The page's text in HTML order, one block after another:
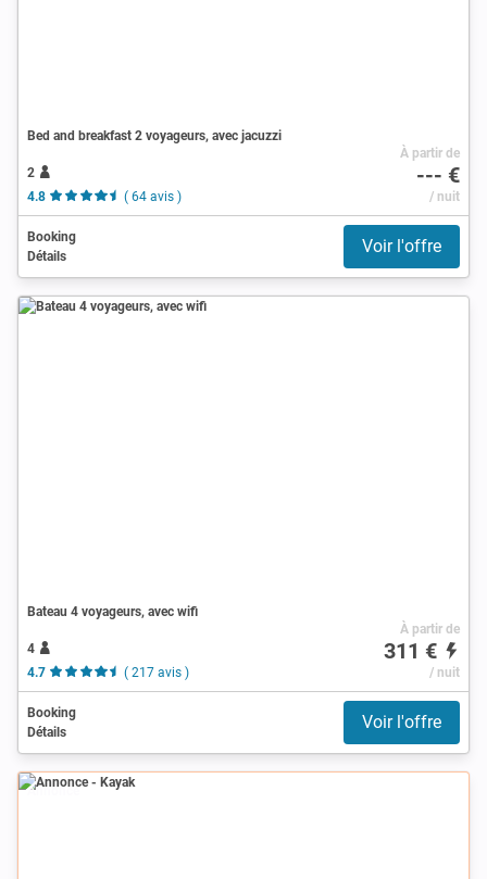
Bed and breakfast 2 voyageurs, avec jacuzzi
2
4.8
( 64 avis )
À partir de
--- €
/ nuit
Booking
Détails
Voir l'offre
Bateau 4 voyageurs, avec wifi
4
4.7
( 217 avis )
À partir de
311 €
/ nuit
Booking
Détails
Voir l'offre
Annonce